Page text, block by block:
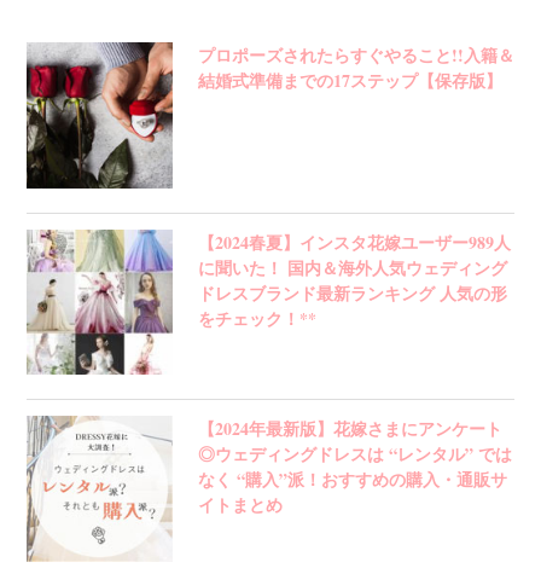
プロポーズされたらすぐやること!!入籍＆
結婚式準備までの17ステップ【保存版】
【2024春夏】インスタ花嫁ユーザー989人
に聞いた！ 国内＆海外人気ウェディング
ドレスブランド最新ランキング 人気の形
をチェック！**
【2024年最新版】花嫁さまにアンケート
◎ウェディングドレスは “レンタル” では
なく “購入”派！おすすめの購入・通販サ
イトまとめ